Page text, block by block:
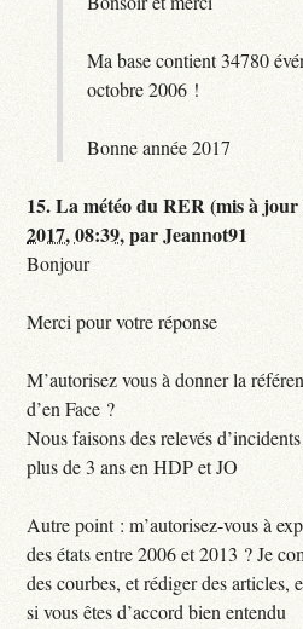
Ma base contient 34780
octobre 2006 !
Bonne année 2017
15.La météo du RER (mis à
2017, 08:39,parJeannot91
Bonjour
Merci pour votre réponse
M’autorisez vous à donner la
d’en Face ?
Nous faisons des relevés
plus de 3 ans en HDP et JO
Autre point : m’autorisez-vous à
des états entre 2006 et 2013 ? Je
des courbes, et rédiger des articles,
si vous êtes d’accord bien entendu